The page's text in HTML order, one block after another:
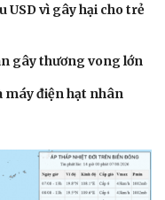
đẹp
yêu - Gia đình
USD vì gây hại cho trẻ
gây thương vong lớn
máy điện hạt nhân